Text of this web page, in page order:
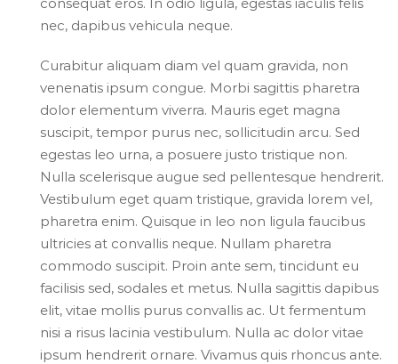
nec, dapibus vehicula neque.
Curabitur aliquam diam vel quam gravida, non
venenatis ipsum congue. Morbi sagittis pharetra
dolor elementum viverra. Mauris eget magna
suscipit, tempor purus nec, sollicitudin arcu. Sed
egestas leo urna, a posuere justo tristique non.
Nulla scelerisque augue sed pellentesque hendrerit.
Vestibulum eget quam tristique, gravida lorem vel,
pharetra enim. Quisque in leo non ligula faucibus
ultricies at convallis neque. Nullam pharetra
commodo suscipit. Proin ante sem, tincidunt eu
facilisis sed, sodales et metus. Nulla sagittis dapibus
elit, vitae mollis purus convallis ac. Ut fermentum
nisi a risus lacinia vestibulum. Nulla ac dolor vitae
ipsum hendrerit ornare. Vivamus quis rhoncus ante.